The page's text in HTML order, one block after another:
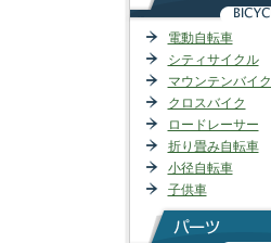
電動自転車
シティサイクル
マウンテンバイク
クロスバイク
ロードレーサー
折り畳み自転車
小径自転車
子供車